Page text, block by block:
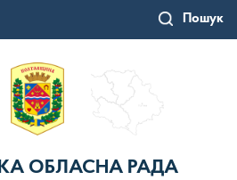
Пошук
ОБЛАСНА РАДА